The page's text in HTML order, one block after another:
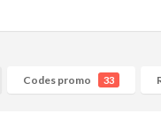
Codes promo 33